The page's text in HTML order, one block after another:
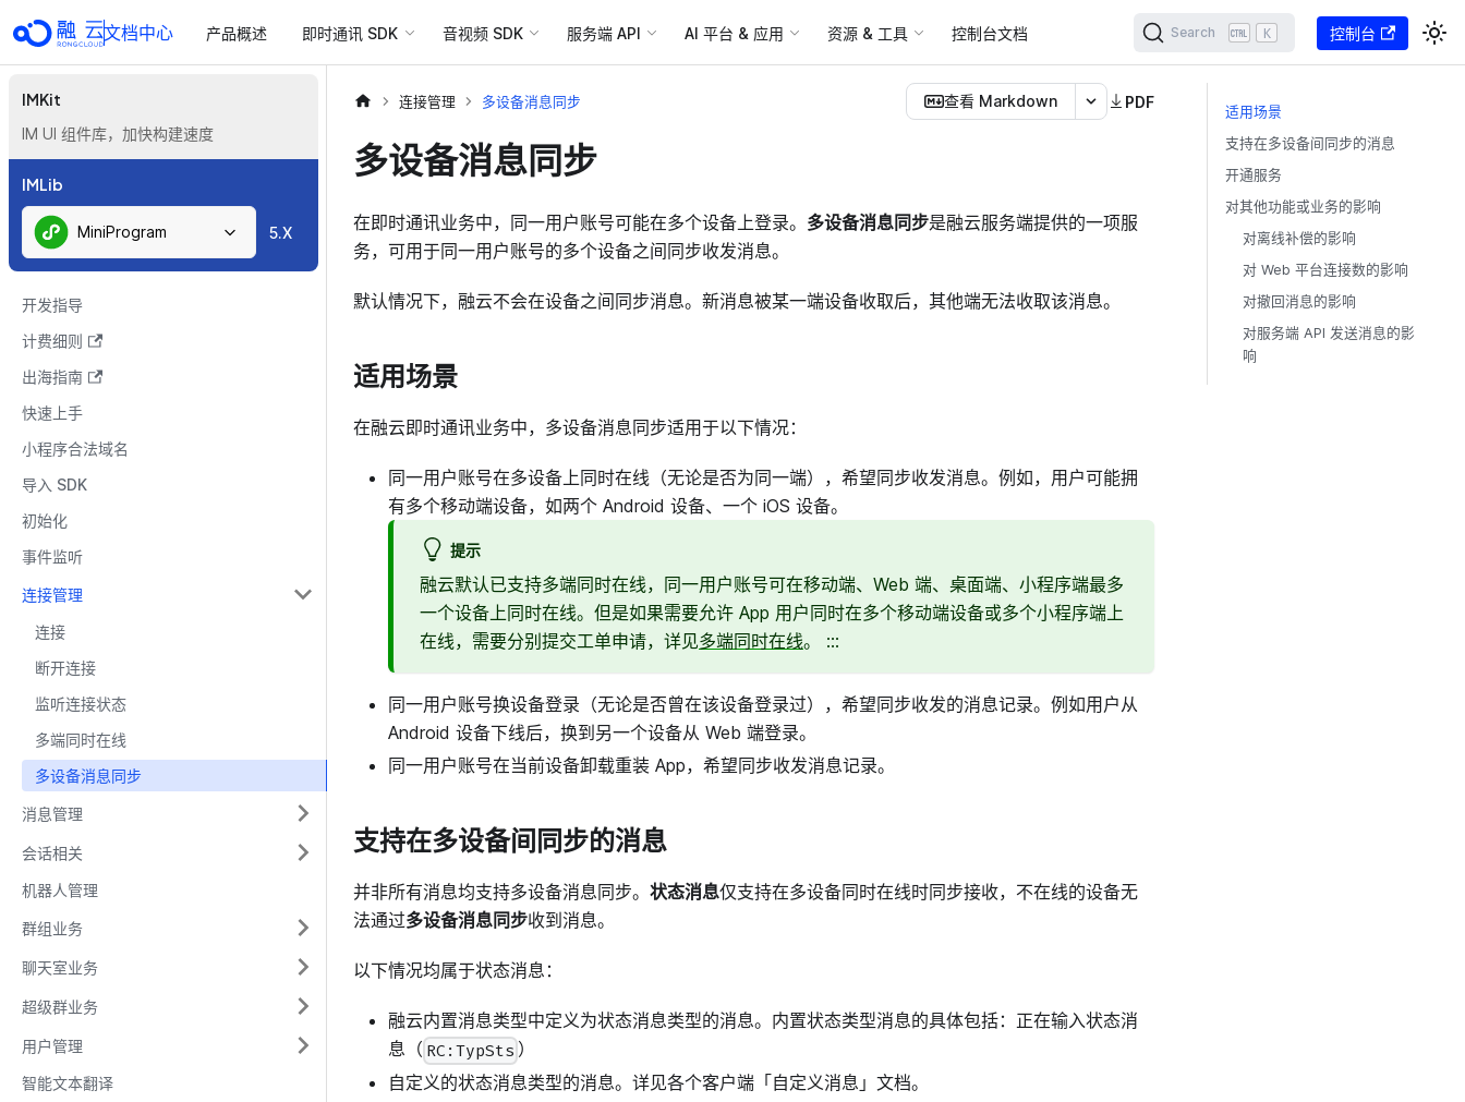
文档中心 产品概述 即时通讯 SDK 音视频 SDK 服务端 API AI 平台 & 应用 资源 & 工具 控制台文档 Search K 控制台
IMKit
IM UI 组件库，加快构建速度
IMLib
MiniProgram 5.X
开发指导
计费细则
出海指南
快速上手
小程序合法域名
导入 SDK
初始化
事件监听
连接管理
连接
断开连接
监听连接状态
多端同时在线
多设备消息同步
消息管理
会话相关
机器人管理
群组业务
聊天室业务
超级群业务
用户管理
智能文本翻译
连接管理 多设备消息同步 查看 Markdown PDF
多设备消息同步
在即时通讯业务中，同一用户账号可能在多个设备上登录。 多设备消息同步是融云服务端提供的一项服
务，可用于同一用户账号的多个设备之间同步收发消息。
默认情况下，融云不会在设备之间同步消息。新消息被某一端设备收取后，其他端无法收取该消息。
适用场景
在融云即时通讯业务中，多设备消息同步适用于以下情况：
同一用户账号在多设备上同时在线（无论是否为同一端），希望同步收发消息。例如，用户可能拥
有多个移动端设备，如两个 Android 设备、一个 iOS 设备。
提示
融云默认已支持多端同时在线，同一用户账号可在移动端、Web 端、桌面端、小程序端最多
一个设备上同时在线。但是如果需要允许 App 用户同时在多个移动端设备或多个小程序端上
在线，需要分别提交工单申请，详见多端同时在线。 :::
同一用户账号换设备登录（无论是否曾在该设备登录过），希望同步收发的消息记录。例如用户从
Android 设备下线后，换到另一个设备从 Web 端登录。
同一用户账号在当前设备卸载重装 App，希望同步收发消息记录。
支持在多设备间同步的消息
并非所有消息均支持多设备消息同步。 状态消息仅支持在多设备同时在线时同步接收，不在线的设备无
法通过多设备消息同步收到消息。
以下情况均属于状态消息：
融云内置消息类型中定义为状态消息类型的消息。内置状态类型消息的具体包括：正在输入状态消
息（ RC:TypSts ）
自定义的状态消息类型的消息。详见各个客户端「自定义消息」文档。
适用场景
支持在多设备间同步的消息
开通服务
对其他功能或业务的影响
对离线补偿的影响
对 Web 平台连接数的影响
对撤回消息的影响
对服务端 API 发送消息的影
响